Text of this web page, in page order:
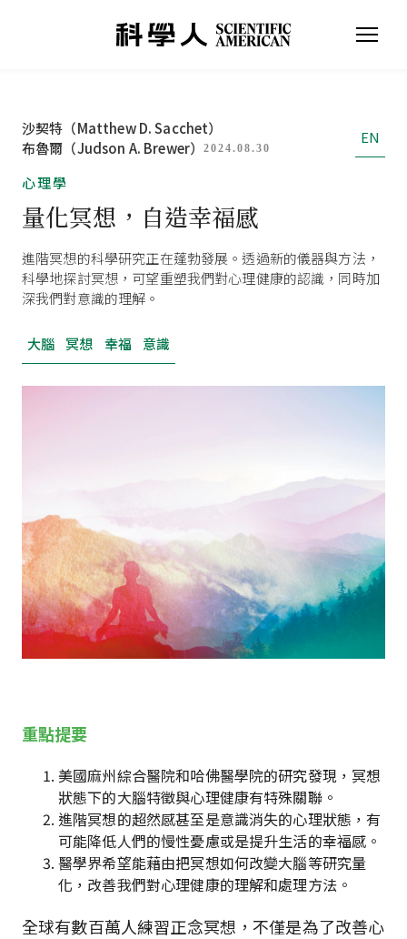
沙契特（Matthew D. Sacchet）
布魯爾（Judson A. Brewer）2024.08.30
EN
心理學
量化冥想，自造幸福感
進階冥想的科學研究正在蓬勃發展。透過新的儀器與方法，
科學地探討冥想，可望重塑我們對心理健康的認識，同時加
深我們對意識的理解。
大腦 冥想 幸福 意識
重點提要
美國麻州綜合醫院和哈佛醫學院的研究發現，冥想
狀態下的大腦特徵與心理健康有特殊關聯。
進階冥想的超然感甚至是意識消失的心理狀態，有
可能降低人們的慢性憂慮或是提升生活的幸福感。
醫學界希望能藉由把冥想如何改變大腦等研究量
化，改善我們對心理健康的理解和處理方法。
全球有數百萬人練習正念冥想，不僅是為了改善心